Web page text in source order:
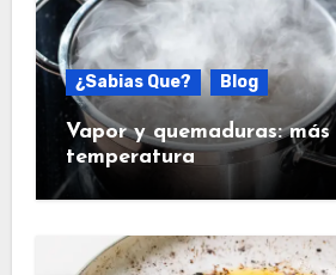
¿Sabias Que? Blog
Vapor y quemaduras:
temperatura